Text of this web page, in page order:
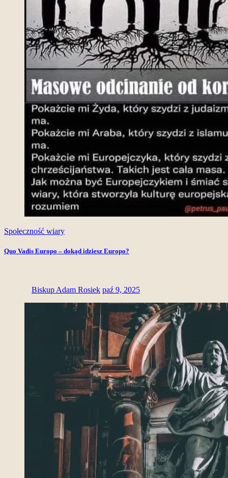
Społeczność wiary
Quo Vadis Europo – dokąd idziesz Europo?
Biskup Adam Rosiek paź 9, 2025